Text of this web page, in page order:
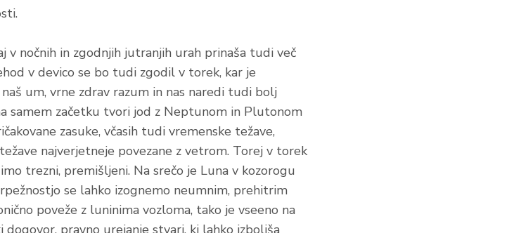
v nočnih in zgodnjih jutranjih urah prinaša tudi več
v devico se bo tudi zgodil v torek, kar je
um, vrne zdrav razum in nas naredi tudi bolj
samem začetku tvori jod z Neptunom in Plutonom
zasuke, včasih tudi vremenske težave,
najverjetneje povezane z vetrom. Torej v torek
trezni, premišljeni. Na srečo je Luna v kozorogu
se lahko izognemo neumnim, prehitrim
poveže z luninima vozloma, tako je vseeno na
dogovor, pravno urejanje stvari, ki lahko izboljša